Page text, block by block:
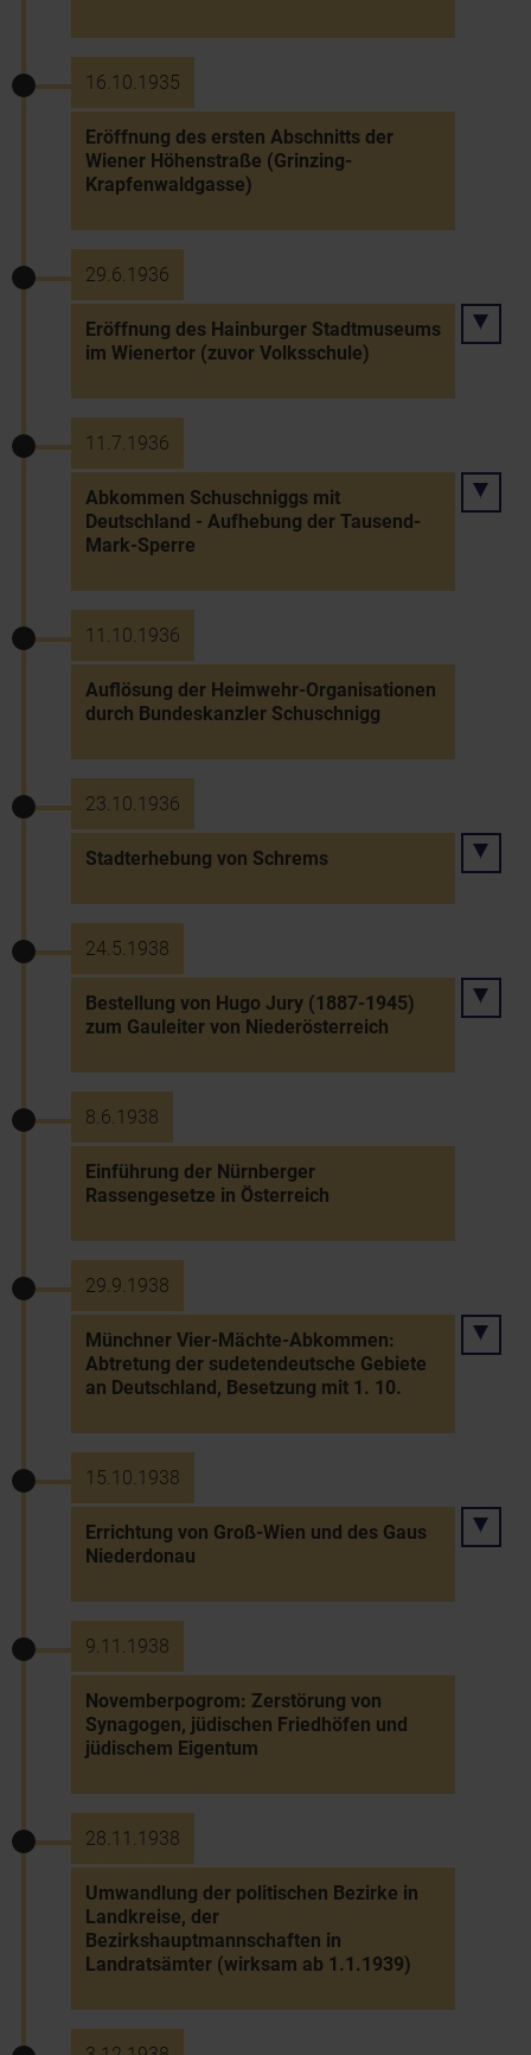
16.10.1935
Eröffnung des ersten Abschnitts der
Wiener Höhenstraße (Grinzing-
Krapfenwaldgasse)
29.6.1936
Eröffnung des Hainburger Stadtmuseums
im Wienertor (zuvor Volksschule)
11.7.1936
Abkommen Schuschniggs mit
Deutschland - Aufhebung der Tausend-
Mark-Sperre
11.10.1936
Auflösung der Heimwehr-Organisationen
durch Bundeskanzler Schuschnigg
23.10.1936
Stadterhebung von Schrems
24.5.1938
Bestellung von Hugo Jury (1887-1945)
zum Gauleiter von Niederösterreich
8.6.1938
Einführung der Nürnberger
Rassengesetze in Österreich
29.9.1938
Münchner Vier-Mächte-Abkommen:
Abtretung der sudetendeutsche Gebiete
an Deutschland, Besetzung mit 1. 10.
15.10.1938
Errichtung von Groß-Wien und des Gaus
Niederdonau
9.11.1938
Novemberpogrom: Zerstörung von
Synagogen, jüdischen Friedhöfen und
jüdischem Eigentum
28.11.1938
Umwandlung der politischen Bezirke in
Landkreise, der
Bezirkshauptmannschaften in
Landratsämter (wirksam ab 1.1.1939)